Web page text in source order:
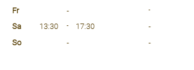
Fr - -
Sa 13:30 - 17:30
-
So
-
-